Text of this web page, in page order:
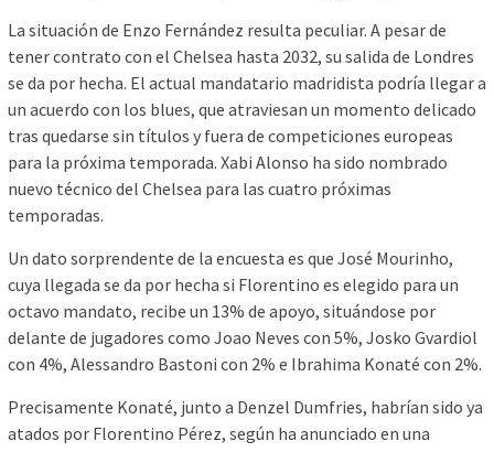
La situación de Enzo Fernández resulta peculiar. A pesar de
tener contrato con el Chelsea hasta 2032, su salida de Londres
se da por hecha. El actual mandatario madridista podría llegar a
un acuerdo con los blues, que atraviesan un momento delicado
tras quedarse sin títulos y fuera de competiciones europeas
para la próxima temporada. Xabi Alonso ha sido nombrado
nuevo técnico del Chelsea para las cuatro próximas
temporadas.
Un dato sorprendente de la encuesta es que José Mourinho,
cuya llegada se da por hecha si Florentino es elegido para un
octavo mandato, recibe un 13% de apoyo, situándose por
delante de jugadores como Joao Neves con 5%, Josko Gvardiol
con 4%, Alessandro Bastoni con 2% e Ibrahima Konaté con 2%.
Precisamente Konaté, junto a Denzel Dumfries, habrían sido ya
atados por Florentino Pérez, según ha anunciado en una